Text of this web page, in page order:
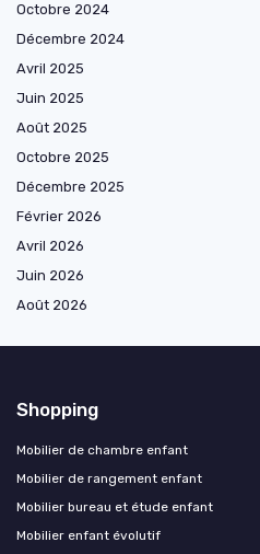
Octobre 2024
Décembre 2024
Avril 2025
Juin 2025
Août 2025
Octobre 2025
Décembre 2025
Février 2026
Avril 2026
Juin 2026
Août 2026
Shopping
Mobilier de chambre enfant
Mobilier de rangement enfant
Mobilier bureau et étude enfant
Mobilier enfant évolutif